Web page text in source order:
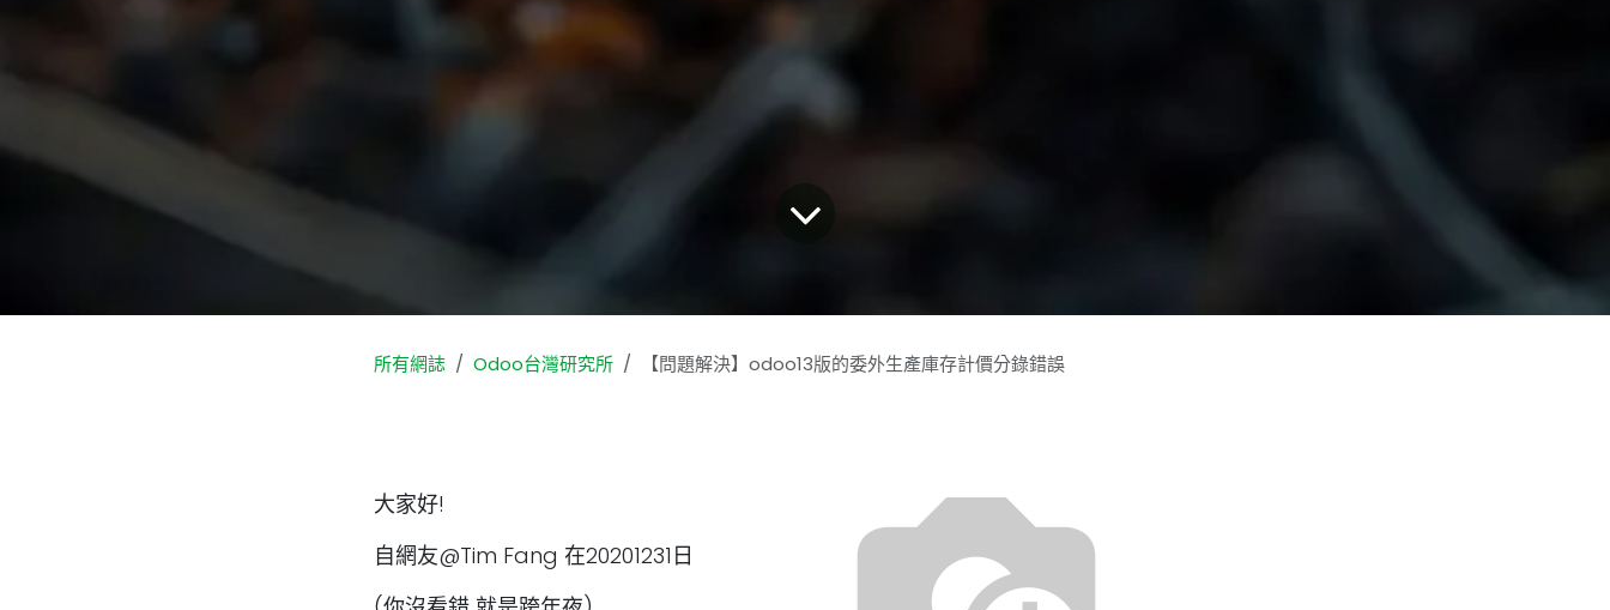
所有網誌 Odoo台灣研究所 【問題解決】odoo13版的委外生產庫存計價分錄錯誤
大家好!
自網友@Tim Fang 在20201231日